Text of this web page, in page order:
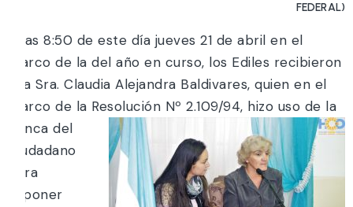
FEDERAL)
A las 8:50 de este día jueves 21 de abril en el
marco de la del año en curso, los Ediles recibieron
a la Sra. Claudia Alejandra Baldivares, quien en el
marco de la Resolución Nº 2.109/94, hizo uso de la
Banca del
Ciudadano
para
exponer